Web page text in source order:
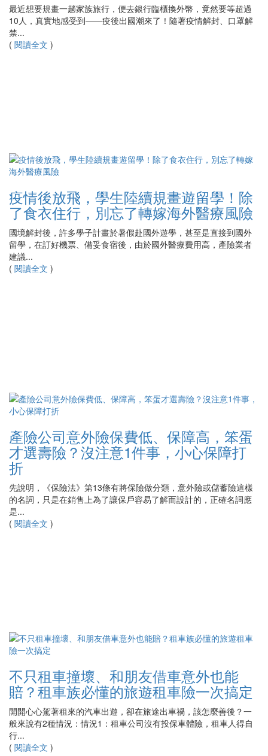
最近想要規畫一趟家族旅行，便去銀行臨櫃換外幣，竟然要等超過
10人，真實地感受到——疫後出國潮來了！隨著疫情解封、口罩解
禁...
( 閱讀全文 )
疫情後放飛，學生陸續規畫遊留學！除
了食衣住行，別忘了轉嫁海外醫療風險
國境解封後，許多學子計畫於暑假赴國外遊學，甚至是直接到國外
留學，在訂好機票、備妥食宿後，由於國外醫療費用高，產險業者
建議...
( 閱讀全文 )
產險公司意外險保費低、保障高，笨蛋
才選壽險？沒注意1件事，小心保障打
折
先說明，《保險法》第13條有將保險做分類，意外險或儲蓄險這樣
的名詞，只是在銷售上為了讓保戶容易了解而設計的，正確名詞應
是...
( 閱讀全文 )
不只租車撞壞、和朋友借車意外也能
賠？租車族必懂的旅遊租車險一次搞定
開開心心駕著租來的汽車出遊，卻在旅途出車禍，該怎麼善後？一
般來說有2種情況：情況1：租車公司沒有投保車體險，租車人得自
行...
( 閱讀全文 )